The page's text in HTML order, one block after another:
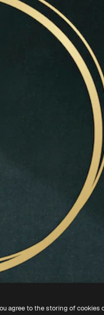
agree to the storing of cookies